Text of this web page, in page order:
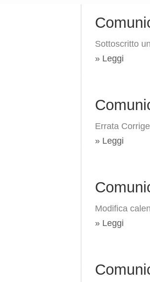
Sottoscritto
» Leggi
Errata
» Leggi
Modifica
» Leggi